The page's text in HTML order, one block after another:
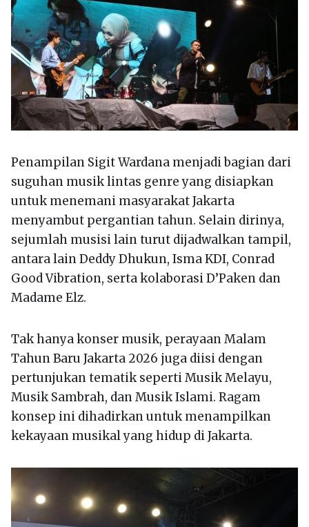
Penampilan Sigit Wardana menjadi bagian dari
suguhan musik lintas genre yang disiapkan
untuk menemani masyarakat Jakarta
menyambut pergantian tahun. Selain dirinya,
sejumlah musisi lain turut dijadwalkan tampil,
antara lain Deddy Dhukun, Isma KDI, Conrad
Good Vibration, serta kolaborasi D’Paken dan
Madame Elz.
Tak hanya konser musik, perayaan Malam
Tahun Baru Jakarta 2026 juga diisi dengan
pertunjukan tematik seperti Musik Melayu,
Musik Sambrah, dan Musik Islami. Ragam
konsep ini dihadirkan untuk menampilkan
kekayaan musikal yang hidup di Jakarta.